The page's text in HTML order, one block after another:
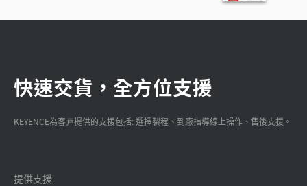
快速交貨，全方位支援
KEYENCE為客戸提供的支援包括: 選擇製程、到廠指導線上操作、售後支援。
提供支援